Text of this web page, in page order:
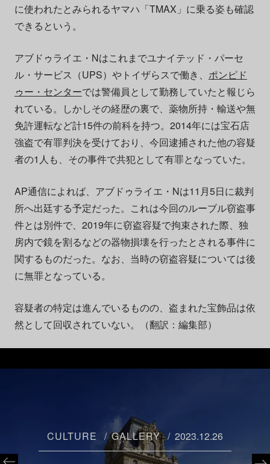
に使われたとみられるヤマハ「TMAX」に乗る姿も確認
できるという。
アブドゥライエ・Nはこれまでユナイテッド・パーセ
ル・サービス（UPS）やトイザらスで働き、 ポンピド
ゥー・センターでは警備員として勤務していたと報じら
れている。しかしその経歴の裏で、薬物所持・輸送や無
免許運転など計15件の前科を持つ。2014年には宝石店
強盗で有罪判決を受けており、今回逮捕された他の容疑
者の1人も、その事件で共犯として有罪となっていた。
AP通信によれば、アブドゥライエ・Nは11月5日に裁判
所へ出廷する予定だった。これは今回のルーブル窃盗事
件とは別件で、2019年に窃盗容疑で拘束された際、独
房内で鏡を割るなどの器物損壊を行ったとされる事件に
関するものだった。なお、当時の窃盗容疑については後
に無罪となっている。
容疑者の特定は進んでいるものの、盗まれた宝飾品は依
然として回収されていない。（翻訳：編集部）
CULTURE GALLERY 2023.12.26